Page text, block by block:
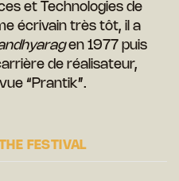
et Technologies de
écrivain très tôt, il a
en 1977 puis
de réalisateur,
“Prantik”.
FESTIVAL